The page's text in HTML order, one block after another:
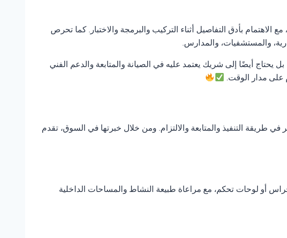
بأدق التفاصيل أثناء التركيب والبرمجة والاختبار. كما تحرص
والمستشفيات، والمدارس.
يحتاج أيضًا إلى شريك يعتمد عليه في الصيانة والمتابعة والدعم الفني
على مدار الوقت.
التنفيذ والمتابعة والالتزام. ومن خلال خبرتها في السوق، تقدم
أو لوحات تحكم، مع مراعاة طبيعة النشاط والمساحات الداخلية